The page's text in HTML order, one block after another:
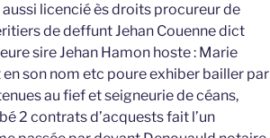
licencié ès droits procureur de
de deffunt Jehan Couenne dict
sire Jehan Hamon hoste : Marie
son nom etc poure exhiber bailler par
au fief et seigneurie de céans,
2 contrats d’acquests fait l’un